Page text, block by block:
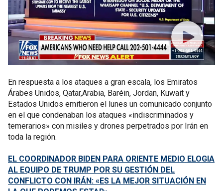
En respuesta a los ataques a gran escala, los Emiratos
Árabes Unidos, Qatar,Arabia, Baréin, Jordan, Kuwait y
Estados Unidos emitieron el lunes un comunicado conjunto
en el que condenaban los ataques «indiscriminados y
temerarios» con misiles y drones perpetrados por Irán en
toda la región.
EL COORDINADOR BIDEN PARA ORIENTE MEDIO ELOGIA
AL EQUIPO DE TRUMP POR SU GESTIÓN DEL
CONFLICTO CON IRÁN: «ES LA MEJOR SITUACIÓN EN